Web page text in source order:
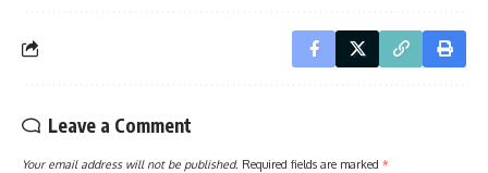
Leave a Comment
Your email address will not be published. Required fields are marked *